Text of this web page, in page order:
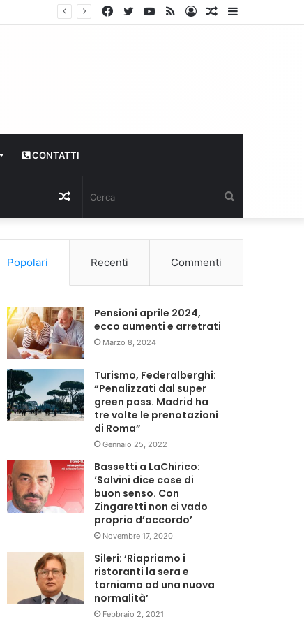
Articolo
Log
RSS
YouTube
Twitter
Facebook
CONTATTI
Articolo
casuale
Popolari Recenti Commenti
Pensioni aprile 2024,
ecco aumenti e arretrati
Marzo 8, 2024
Turismo, Federalberghi:
“Penalizzati dal super
green pass. Madrid ha
tre volte le prenotazioni
di Roma”
Gennaio 25, 2022
Bassetti a LaChirico:
‘Salvini dice cose di
buon senso. Con
Zingaretti non ci vado
proprio d’accordo’
Novembre 17, 2020
Sileri: ‘Riapriamo i
ristoranti la sera e
torniamo ad una nuova
normalità’
Febbraio 2, 2021